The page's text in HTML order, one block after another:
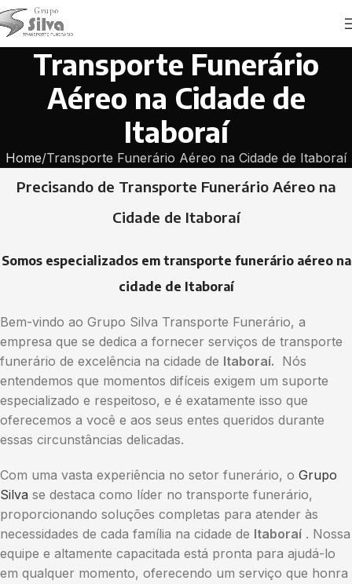
Transporte Funerário
Aéreo na Cidade de
Itaboraí
Home Transporte Funerário Aéreo na Cidade de Itaboraí
Precisando de Transporte Funerário Aéreo na
Cidade de Itaboraí
Somos especializados em transporte funerário aéreo na
cidade de Itaboraí
Bem-vindo ao Grupo Silva Transporte Funerário, a
empresa que se dedica a fornecer serviços de transporte
funerário de excelência na cidade de Itaboraí. Nós
entendemos que momentos difíceis exigem um suporte
especializado e respeitoso, e é exatamente isso que
oferecemos a você e aos seus entes queridos durante
essas circunstâncias delicadas.
Com uma vasta experiência no setor funerário, o Grupo
Silva se destaca como líder no transporte funerário,
proporcionando soluções completas para atender às
necessidades de cada família na cidade de Itaboraí . Nossa
equipe e altamente capacitada está pronta para ajudá-lo
em qualquer momento, oferecendo um serviço que honra